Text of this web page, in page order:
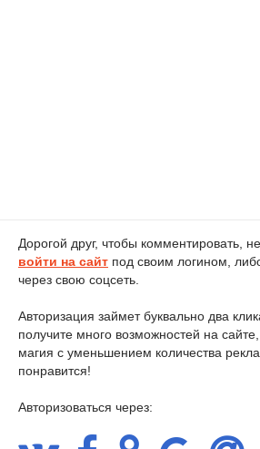
Дорогой друг, чтобы комментировать,
войти на сайт под своим логином,
через свою соцсеть.
Авторизация займет буквально два
получите много возможностей на
магия с уменьшением количества
понравится!
Авторизоваться через: